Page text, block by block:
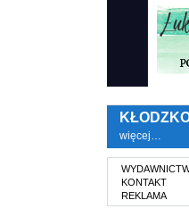
więcej…
KONTAKT
REKLAMA